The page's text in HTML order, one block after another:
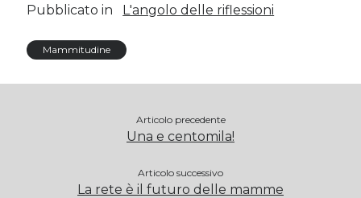
Pubblicato in L'angolo delle riflessioni
Mammitudine
Articolo precedente
Una e centomila!
Articolo successivo
La rete è il futuro delle mamme